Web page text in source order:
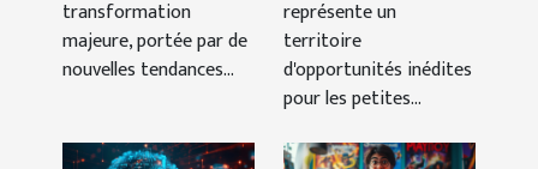
transformation
majeure, portée par de
nouvelles tendances...
représente un
territoire
d'opportunités inédites
pour les petites...